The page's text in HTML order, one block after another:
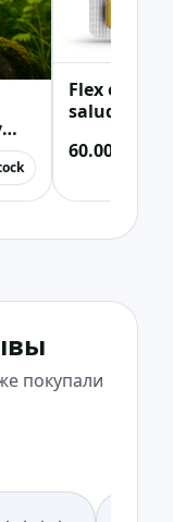
Flex es un
salud
colágeno
60.00 EUR
покупали